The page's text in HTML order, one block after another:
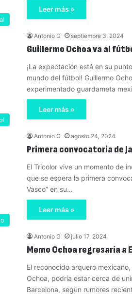
Leer más »
Antonio G septiembre 3, 2024
Guillermo Ochoa va al
¡La expectación está en su
mundo del fútbol! Guillermo
experimentado guardameta
Leer más »
Antonio G agosto 24, 2024
Primera convocatoria de
El Tricolor vive un momento de
que se espera la primera
Vasco” en su…
Leer más »
Antonio G julio 17, 2024
Memo Ochoa regresaría a
El reconocido arquero mexicano,
Ochoa, podría estar cerca de
Barcelona, según rumores